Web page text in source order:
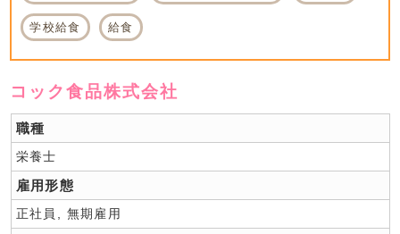
学校給食 給食
コック食品株式会社
職種
栄養士
雇用形態
正社員, 無期雇用